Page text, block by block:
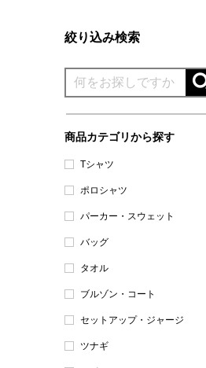
絞り込み検索
商品カテゴリから探す
Tシャツ
ポロシャツ
パーカー・スウェット
バッグ
タオル
ブルゾン・コート
セットアップ・ジャージ
ツナギ